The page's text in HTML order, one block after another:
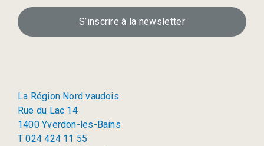
S’inscrire à la newsletter
La Région Nord vaudois
Rue du Lac 14
1400 Yverdon-les-Bains
T 024 424 11 55